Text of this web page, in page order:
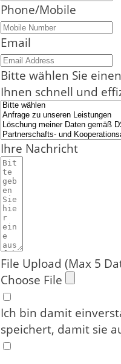
Phone/Mobile
Email
Bitte wählen Sie
Ihnen schnell und
Ihre Nachricht
File Upload (Max 5
Choose File
Ich bin damit
speichert, damit sie